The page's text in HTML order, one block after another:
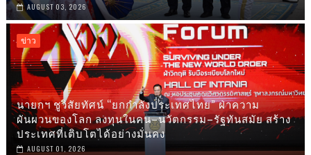
AUGUST 03, 2026
ข่าว
นายกฯ ชูวิสัยทัศน์ “ยกกำลังประเทศไทย” ฝ่าความ
ผันผวนของโลก ลงทุนในคน–นวัตกรรม–รัฐทันสมัย สร้าง
ประเทศที่เติบโตได้อย่างมั่นคง
AUGUST 01, 2026